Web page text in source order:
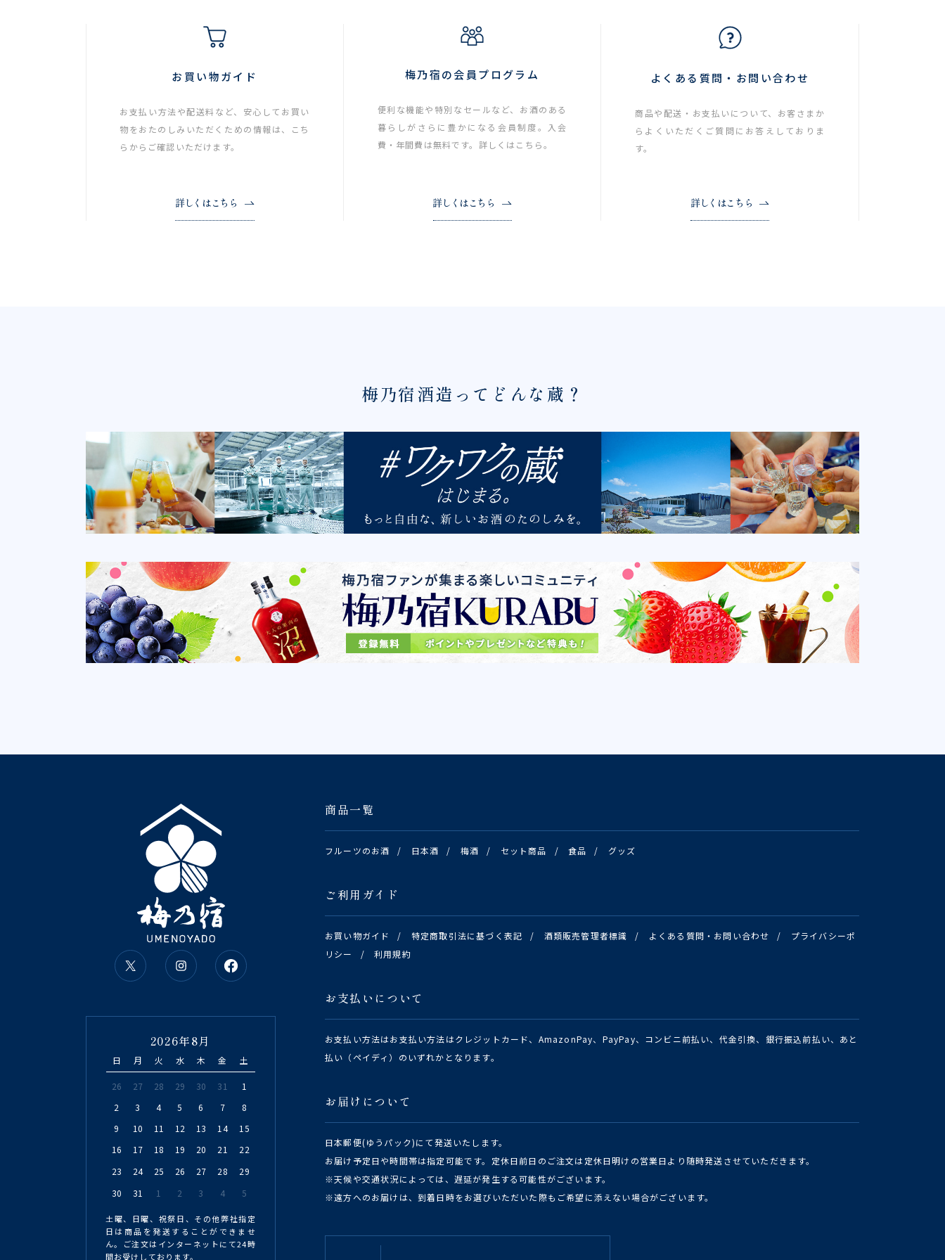
お買い物ガイド
お支払い方法や配送料など、安心してお買い
物をおたのしみいただくための情報は、こち
らからご確認いただけます。
詳しくはこちら
梅乃宿の会員プログラム
便利な機能や特別なセールなど、お酒のある
暮らしがさらに豊かになる会員制度。入会
費・年間費は無料です。詳しくはこちら。
詳しくはこちら
よくある質問・お問い合わせ
商品や配送・お支払いについて、お客さまか
らよくいただくご質問にお答えしておりま
す。
詳しくはこちら
梅乃宿酒造ってどんな蔵？
商品一覧
フルーツのお酒 / 日本酒 / 梅酒 / セット商品 / 食品 / グッズ
ご利用ガイド
お買い物ガイド / 特定商取引法に基づく表記 / 酒類販売管理者標識 / よくある質問・お問い合わせ /
プライバシーポ
リシー
/ 利用規約
お支払いについて
お支払い方法はお支払い方法はクレジットカード、AmazonPay、PayPay、コンビニ前払い、代金引換、銀行振込前払い、あと
払い（ペイディ）のいずれかとなります。
お届けについて
日本郵便(ゆうパック)にて発送いたします。
お届け予定日や時間帯は指定可能です。定休日前日のご注文は定休日明けの営業日より随時発送させていただきます。
※天候や交通状況によっては、遅延が発生する可能性がございます。
※遠方へのお届けは、到着日時をお選びいただいた際もご希望に添えない場合がございます。
2026年8月
日 月 火 水 木 金 土
26 27 28 29 30 31
1
2
3 4 5 6 7
8
9
10 11 12 13 14
15
16
17 18 19 20 21
22
23
24 25 26 27 28
29
30
31 1 2 3 4 5
土曜、日曜、祝祭日、その他弊社指定
日は商品を発送することができませ
ん。ご注文はインターネットにて24時
間お受けしております。